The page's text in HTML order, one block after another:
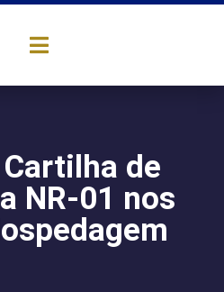
de
NR-01 nos